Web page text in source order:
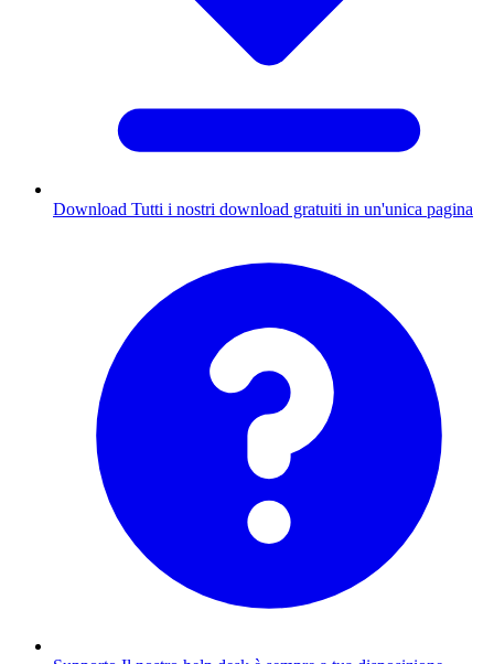
Download Tutti i nostri download gratuiti in un'unica pagina